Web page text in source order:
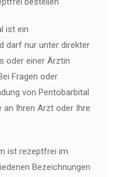
ist ein
darf nur unter direkter
oder einer Ärztin
Fragen oder
von Pentobarbital
an Ihren Arzt oder Ihre
ist rezeptfrei im
Bezeichnungen